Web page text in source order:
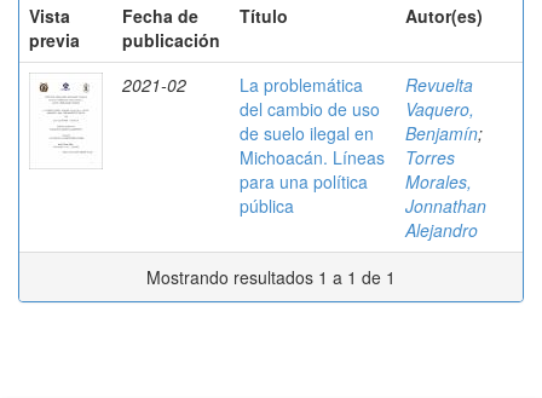
Vista
previa
Fecha de
publicación
Título Autor(es)
2021-02
La problemática
del cambio de uso
de suelo ilegal en
Michoacán. Líneas
para una política
pública
Revuelta
Vaquero,
Benjamín;
Torres
Morales,
Jonnathan
Alejandro
Mostrando resultados 1 a 1 de 1